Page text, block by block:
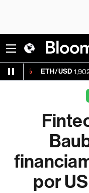
1,902.90 -
por